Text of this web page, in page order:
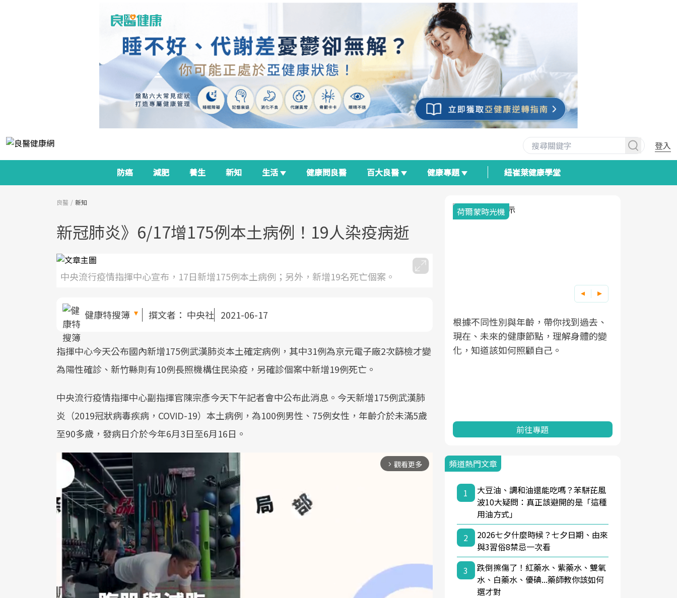
登入
防癌 減肥 養生 新知 生活 健康問良醫 百大良醫 健康專題 紐崔萊健康學堂
良醫 新知
新冠肺炎》6/17增175例本土病例！19人染疫病逝
中央流行疫情指揮中心宣布，17日新增175例本土病例；另外，新增19名死亡個案。
健康特搜簿 撰文者： 中央社 2021-06-17
指揮中心今天公布國內新增175例武漢肺炎本土確定病例，其中31例為京元電子廠2次篩檢才變
為陽性確診、新竹縣則有10例長照機構住民染疫，另確診個案中新增19例死亡。
中央流行疫情指揮中心副指揮官陳宗彥今天下午記者會中公布此消息。今天新增175例武漢肺
炎（2019冠狀病毒疾病，COVID-19）本土病例，為100例男性、75例女性，年齡介於未滿5歲
至90多歲，發病日介於今年6月3日至6月16日。
arrow_forward_ios 觀看更多
政策如「健康台灣推動委員會」與「長
照3.0」的推進，「預防醫學」已成全民
關注的核心議題。然而，健檢不只是醫
療院所的服務，更是民眾了解自身健康
狀況、啟動健康管理的重要起點。
全面啟動你的健康革命！
建立對亞健康的認知，進而引導實際的
改善行動。
荷爾蒙時光機
根據不同性別與年齡，帶你找到過去、
現在、未來的健康節點，理解身體的變
化，知道該如何照顧自己。
前往專題
頻道熱門文章
1
大豆油、調和油還能吃嗎？苯駢芘風
波10大疑問：真正該避開的是「這種
用油方式」
2
2026七夕什麼時候？七夕日期、由來
與3習俗8禁忌一次看
3
跌倒擦傷了！紅藥水、紫藥水、雙氧
水、白藥水、優碘...藥師教你該如何
選才對